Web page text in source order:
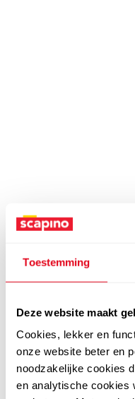
Toestemming
Deze website maakt
Cookies, lekker en
onze website beter en
noodzakelijke cookies
en analytische cookies